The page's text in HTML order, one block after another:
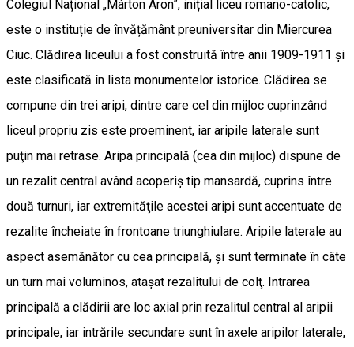
Colegiul Național „Márton Áron”, inițial liceu romano-catolic,
este o instituție de învățământ preuniversitar din Miercurea
Ciuc. Clădirea liceului a fost construită între anii 1909-1911 și
este clasificată în lista monumentelor istorice. Clădirea se
compune din trei aripi, dintre care cel din mijloc cuprinzând
liceul propriu zis este proeminent, iar aripile laterale sunt
puţin mai retrase. Aripa principală (cea din mijloc) dispune de
un rezalit central având acoperiş tip mansardă, cuprins între
două turnuri, iar extremităţile acestei aripi sunt accentuate de
rezalite încheiate în frontoane triunghiulare. Aripile laterale au
aspect asemănător cu cea principală, şi sunt terminate în câte
un turn mai voluminos, ataşat rezalitului de colţ. Intrarea
principală a clădirii are loc axial prin rezalitul central al aripii
principale, iar intrările secundare sunt în axele aripilor laterale,